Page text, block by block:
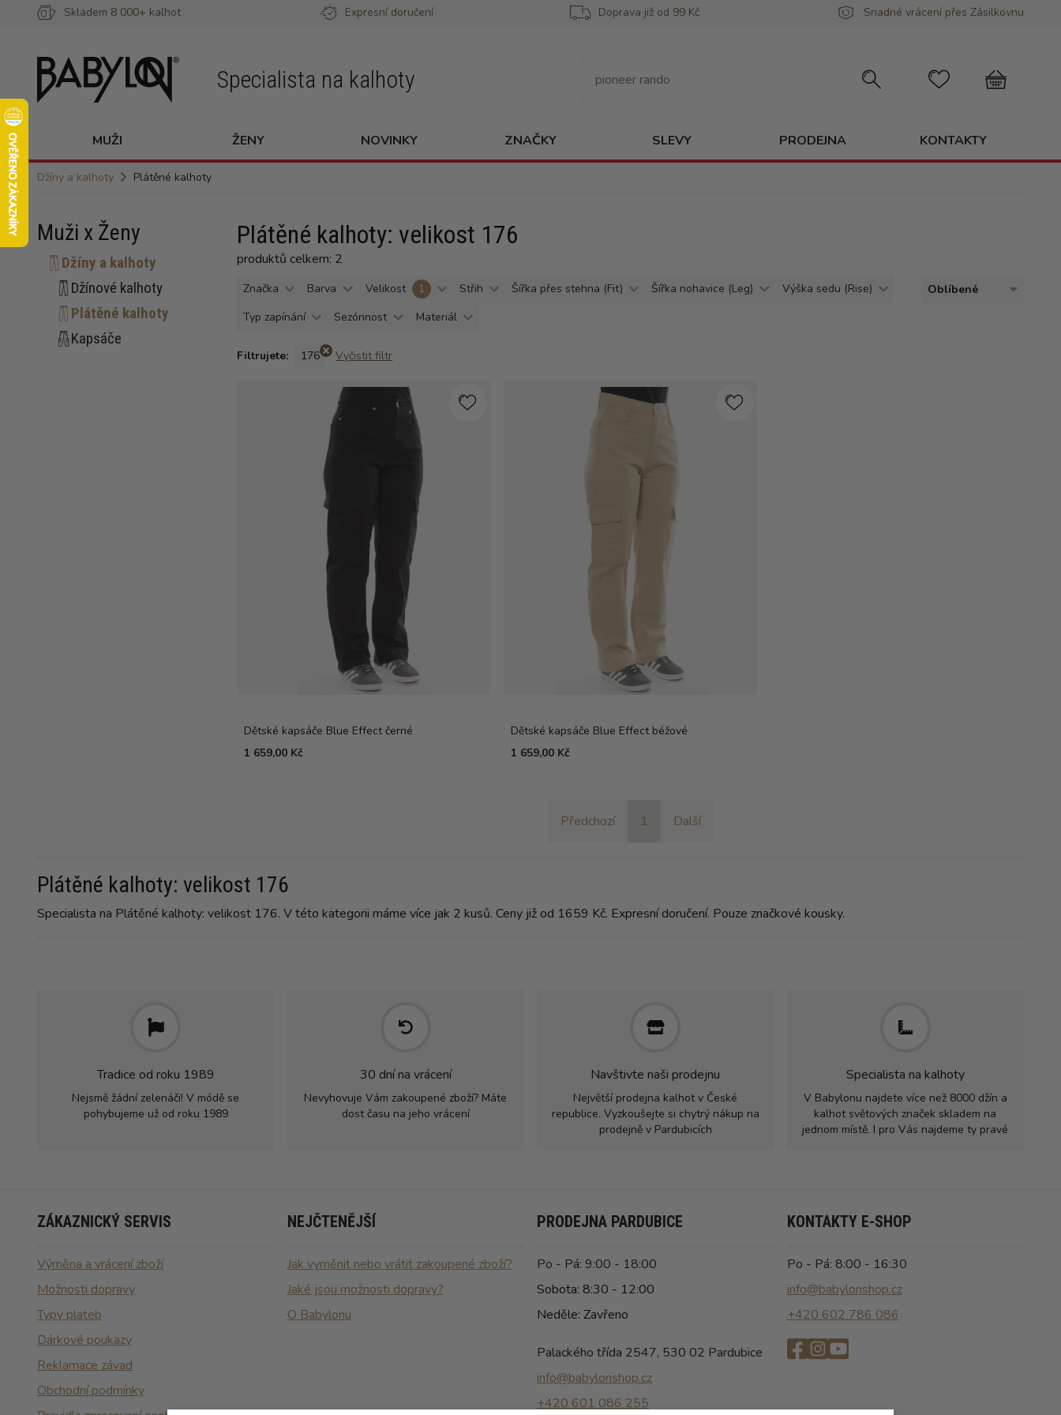
Skladem 8 000+ kalhot Expresní doručení Doprava již od 99 Kč Snadné vrácení přes Zásilkovnu
Specialista na kalhoty
MUŽI ŽENY NOVINKY ZNAČKY SLEVY PRODEJNA KONTAKTY
Džíny a kalhoty Plátěné kalhoty
Muži x Ženy
Džíny a kalhoty
Džínové kalhoty
Plátěné kalhoty
Kapsáče
Plátěné kalhoty: velikost 176
produktů celkem: 2
Značka Barva Velikost 1 Střih Šířka přes stehna (Fit) Šířka nohavice (Leg)
Výška sedu (Rise)
Typ zapínání
Sezónnost Materiál
Filtrujete: 176 Vyčistit filtr
Oblíbené
Dětské kapsáče Blue Effect černé
1 659,00 Kč
Dětské kapsáče Blue Effect béžové
1 659,00 Kč
Předchozí 1 Další
Plátěné kalhoty: velikost 176
Specialista na Plátěné kalhoty: velikost 176. V této kategorii máme více jak 2 kusů. Ceny již od 1659 Kč. Expresní doručení. Pouze značkové kousky.
Tradice od roku 1989
Nejsmě žádní zelenáči! V módě se
pohybujeme už od roku 1989
30 dní na vrácení
Nevyhovuje Vám zakoupené zboží? Máte
dost času na jeho vrácení
Navštivte naši prodejnu
Největší prodejna kalhot v České
republice. Vyzkoušejte si chytrý nákup na
prodejně v Pardubicích
Specialista na kalhoty
V Babylonu najdete více než 8000 džín a
kalhot světových značek skladem na
jednom místě. I pro Vás najdeme ty pravé
ZÁKAZNICKÝ SERVIS
Výměna a vrácení zboží
Možnosti dopravy
Typy plateb
Dárkové poukazy
Reklamace závad
Obchodní podmínky
NEJČTENĚJŠÍ
Jak vyměnit nebo vrátit zakoupené zboží?
Jaké jsou možnosti dopravy?
O Babylonu
PRODEJNA PARDUBICE
Po - Pá: 9:00 - 18:00
Sobota: 8:30 - 12:00
Neděle: Zavřeno
Palackého třída 2547, 530 02 Pardubice
info@babylonshop.cz
+420 601 086 255
KONTAKTY E-SHOP
Po - Pá: 8:00 - 16:30
info@babylonshop.cz
+420 602 786 086